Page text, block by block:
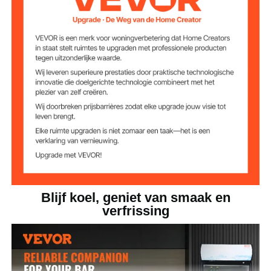
4 verstelbare planken
Bedieningsmodus
knopbediening met 7
niveaus
Nettogewicht
59,37 kg (inclusief alle
Productafmetinge
21,18 x 23,66 x 68,97 inch /
538 x 601 x 1752 mm
Blijf koel, geniet van smaak en
verfrissing